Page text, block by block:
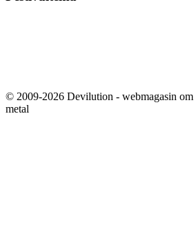
© 2009-2026 Devilution - webmagasin om
metal